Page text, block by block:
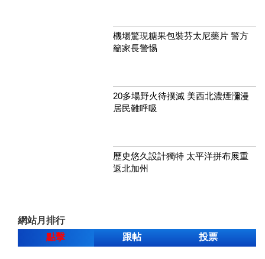
機場驚現糖果包裝芬太尼藥片 警方
籲家長警惕
20多場野火待撲滅 美西北濃煙瀰漫
居民難呼吸
歷史悠久設計獨特 太平洋拼布展重
返北加州
網站月排行
點擊
跟帖 投票